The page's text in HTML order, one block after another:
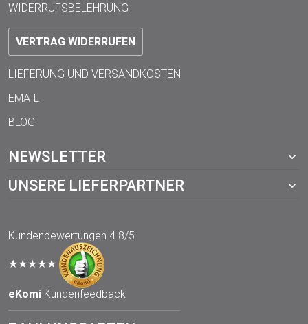
WIDERRUFSBELEHRUNG
VERTRAG WIDERRUFEN
LIEFERUNG UND VERSANDKOSTEN
EMAIL
BLOG
NEWSLETTER
UNSERE LIEFERPARTNER
Kundenbewertungen 4.8/5
★★★★★
eKomi Kundenfeedback